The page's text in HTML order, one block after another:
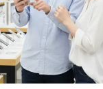
と店頭受取りの使い分け
タ移行とeSIM移行対策
やアプリ設定の注意点
買取と下取り活用術